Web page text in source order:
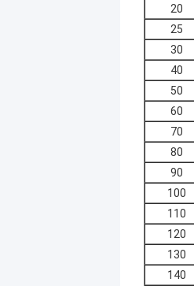
20
25
30
40
50
60
70
80
90
100
110
120
130
140